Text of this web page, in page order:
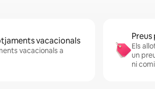
vacacionals
vacacionals a
Els
un
ni